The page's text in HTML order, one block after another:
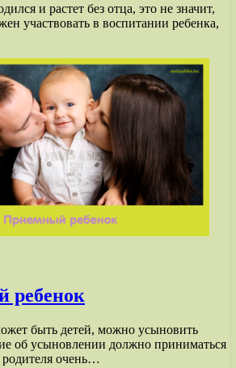
и растет без отца, это не значит,
участвовать в воспитании ребенка,
ребенок
быть детей, можно усыновить
об усыновлении должно приниматься
родителя очень…